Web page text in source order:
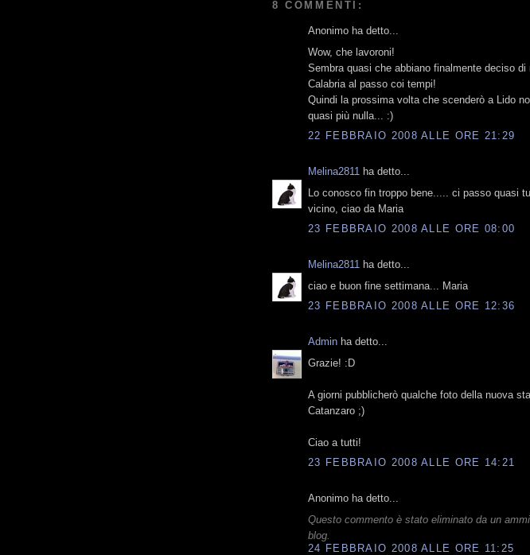
8 COMMENTI:
Anonimo ha detto...
Wow, che lavoroni!
Sembra quasi che abbiano finalmente deciso di
Calabria al passo coi tempi!
Quindi la prossima volta che scenderò a Lido
quasi più nulla... :)
22 FEBBRAIO 2008 ALLE ORE 21:29
Melina2811 ha detto...
Lo conosco fin troppo bene..... ci passo quasi
vicino, ciao da Maria
23 FEBBRAIO 2008 ALLE ORE 08:00
Melina2811 ha detto...
ciao e buon fine settimana... Maria
23 FEBBRAIO 2008 ALLE ORE 12:36
Admin ha detto...
Grazie! :D
A giorni pubblicherò qualche foto della nuova
Catanzaro ;)
Ciao a tutti!
23 FEBBRAIO 2008 ALLE ORE 14:21
Anonimo ha detto...
Questo commento è stato eliminato da un
blog.
24 FEBBRAIO 2008 ALLE ORE 11:25